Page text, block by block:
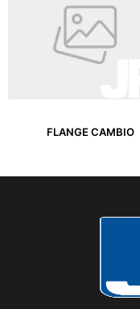
FLANGE CAMBIO